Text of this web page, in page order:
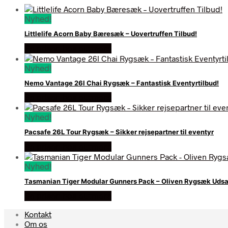
Nyhed!
Littlelife Acorn Baby Bæresæk – Uovertruffen Tilbud!
Nyhed!
Nemo Vantage 26l Chai Rygsæk – Fantastisk Eventyrtilbud!
Nyhed!
Pacsafe 26L Tour Rygsæk – Sikker rejsepartner til eventyr
Nyhed!
Tasmanian Tiger Modular Gunners Pack – Oliven Rygsæk
Kontakt
Om os